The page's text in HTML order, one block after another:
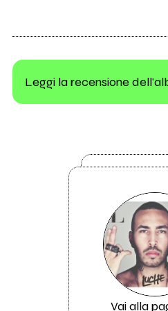
Leggi la recensione
Vai alla